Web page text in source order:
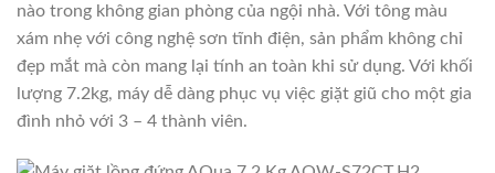
nào trong không gian phòng của ngội nhà. Với tông màu
xám nhẹ với công nghệ sơn tĩnh điện, sản phẩm không chỉ
đẹp mắt mà còn mang lại tính an toàn khi sử dụng. Với khối
lượng 7.2kg, máy dễ dàng phục vụ việc giặt giũ cho một gia
đình nhỏ với 3 – 4 thành viên.